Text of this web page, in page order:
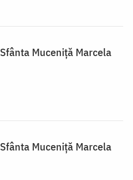
Sfânta Muceniță Marcela
Sfânta Muceniță Marcela